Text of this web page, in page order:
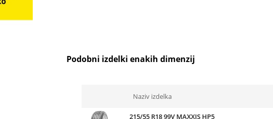
Podobni izdelki enakih dimenzij
Naziv izdelka
215/55 R18 99V MAXXIS HP5